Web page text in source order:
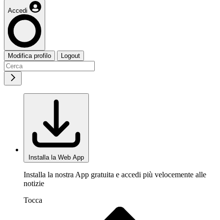
Accedi
Modifica profilo Logout
Installa la Web App
Installa la nostra App gratuita e accedi più velocemente alle
notizie
Tocca